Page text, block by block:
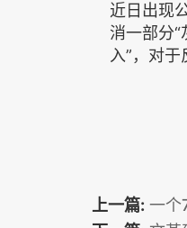
近日出现
消一部分
入”，对于
上一篇: 一个